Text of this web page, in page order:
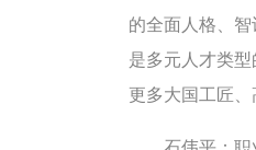
的全面人格、
是多元人才类
更多大国工匠